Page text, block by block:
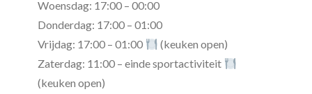
Woensdag: 17:00 – 00:00
Donderdag: 17:00 – 01:00
Vrijdag: 17:00 – 01:00
(keuken open)
Zaterdag: 11:00 – einde sportactiviteit
(keuken open)